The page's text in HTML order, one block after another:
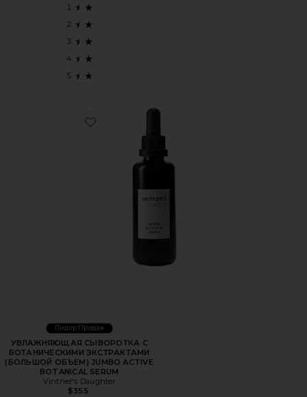
Favorite УВЛАЖНЯЮЩАЯ СЫВОРОТКА С
Лидер Продаж
УВЛАЖНЯЮЩАЯ СЫВОРОТКА С
БОТАНИЧЕСКИМИ ЭКСТРАКТАМИ
(БОЛЬШОЙ ОБЪЕМ) JUMBO ACTIVE
BOTANICAL SERUM
Vintner's Daughter
$355